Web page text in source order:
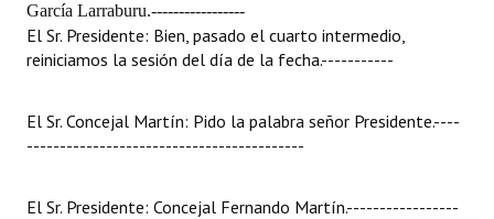
García Larraburu.-----------------
El Sr. Presidente: Bien, pasado el cuarto intermedio,
reiniciamos la sesión del día de la fecha.-----------
El Sr. Concejal Martín: Pido la palabra señor Presidente.----
------------------------------------------
El Sr. Presidente: Concejal Fernando Martín.-----------------